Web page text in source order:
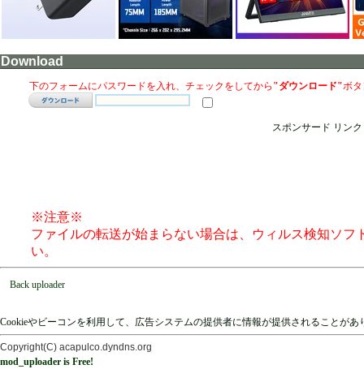
Download
下のフォームにパスワードを入れ、チェックをしてから "ダウンロード"ボ
スポンサード リンク
※注意※
ファイルの転送が始まらない場合は、ウィルス検知ソ
い。
Back uploader
Cookieやビーコンを利用して、広告システムの提供者に情報が提供されることが
Copyright(C) acapulco.dyndns.org
mod_uploader is Free!